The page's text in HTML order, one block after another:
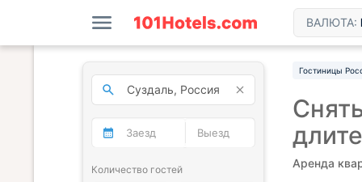
ВАЛЮТА:
Гостиницы
Аренда
Количество гостей